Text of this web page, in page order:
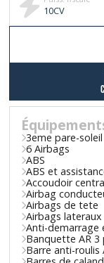
10CV
3eme pare-
6 Airbags
ABS
ABS et
Accoudoir
Airbag
Airbags de tete
Airbags lateraux
Anti-demarrage
Banquette AR
Barre anti-roulis